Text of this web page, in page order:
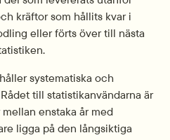
kräftor som hållits kvar i
eller förts över till nästa
systematiska och
till statistikanvändarna är
enstaka år med
ligga på den långsiktiga